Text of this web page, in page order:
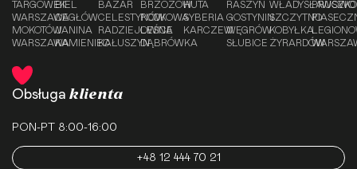
TARGÓWEK
WARSZAWA
MOKOTÓW
WARSZAWA
BIEL
CEGŁÓW
JANINA
KAMIENIEC
BAZAR
CELESTYNÓW
RADZIEJOWICE
KAŁUSZYN
BRZOZÓW
PODKOWA
LEŚNA
DĄBRÓWKA
HUTA
SYBERIA
KARCZEW
RASZYN
GOSTYNIN
WĘGRÓW
SŁUBICE
WŁADYSŁAWOWO
SZCZYTNO
KOBYŁKA
ŻYRARDÓW
Obsługa klienta
PON-PT 8:00-16:00
+48 12 444 70 21